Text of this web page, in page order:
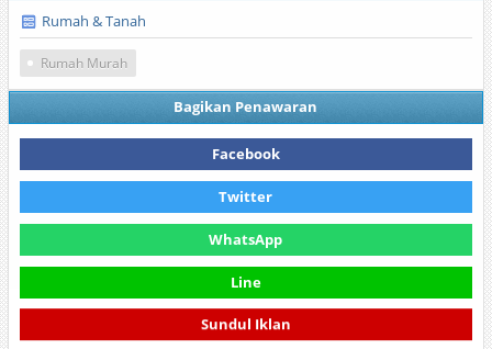
Rumah & Tanah
Rumah Murah
Bagikan Penawaran
Facebook
Twitter
WhatsApp
Line
Sundul Iklan